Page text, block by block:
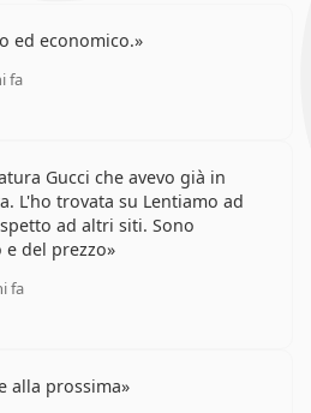
ed economico.
fa
Gucci che avevo già in
L'ho trovata su Lentiamo ad
ad altri siti. Sono
del prezzo
fa
alla prossima